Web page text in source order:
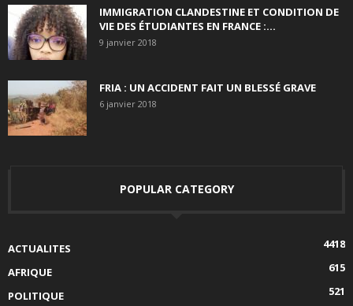
IMMIGRATION CLANDESTINE ET CONDITION DE
VIE DES ÉTUDIANTES EN FRANCE :...
9 janvier 2018
FRIA : UN ACCIDENT FAIT UN BLESSÉ GRAVE
6 janvier 2018
POPULAR CATEGORY
ACTUALITES
4418
AFRIQUE
615
POLITIQUE
521